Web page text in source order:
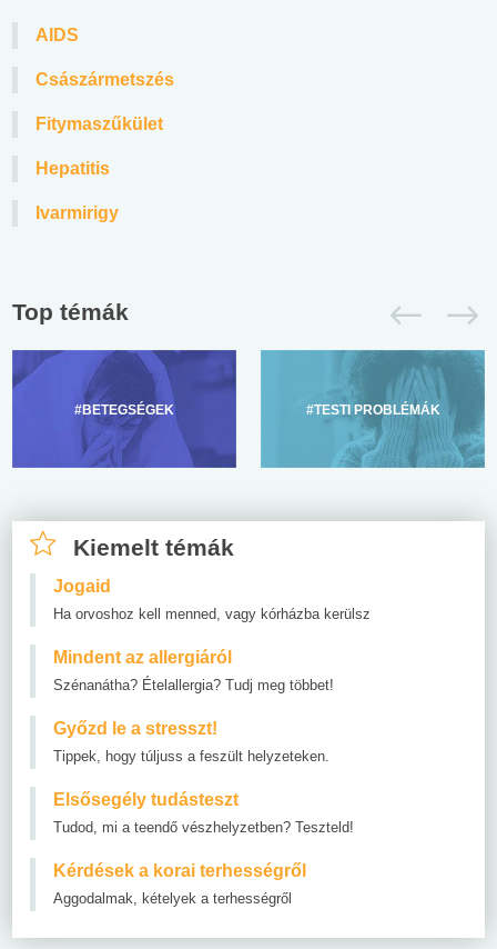
AIDS
Császármetszés
Fitymaszűkület
Hepatitis
Ivarmirigy
Top témák
#BETEGSÉGEK #TESTI PROBLÉMÁK
Kiemelt témák
Jogaid
Ha orvoshoz kell menned, vagy kórházba kerülsz
Mindent az allergiáról
Szénanátha? Ételallergia? Tudj meg többet!
Győzd le a stresszt!
Tippek, hogy túljuss a feszült helyzeteken.
Elsősegély tudásteszt
Tudod, mi a teendő vészhelyzetben? Teszteld!
Kérdések a korai terhességről
Aggodalmak, kételyek a terhességről